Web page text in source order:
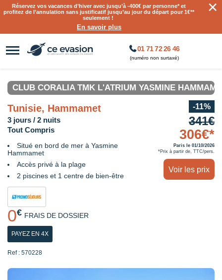
Réservez vos vacances d’hiver avec jusqu’à-400€ par personne* et
profitez de l’annulation sans justificatif jusqu’au jour du départ pour 1€**
seulement !
En savoir plus
×
01 71 72 26 46
(numéro non surtaxé)
CLUB CORALIA TMK L'ATRIUM YASMINE
Tunisie, Hammamet
3 jours / 2 nuits
Tout Compris
Situé en bord de mer à Yasmine
Hammamet
Accès privé à la plage
2 piscines et 1 centre de bien-être
0€ FRAIS DE DOSSIER
PAYEZ EN 4X
Ref : 570228
-11%
341€
306€*
Paris le 01/10/2026
*Prix à partir de, TTC/pers.
Voir les prix